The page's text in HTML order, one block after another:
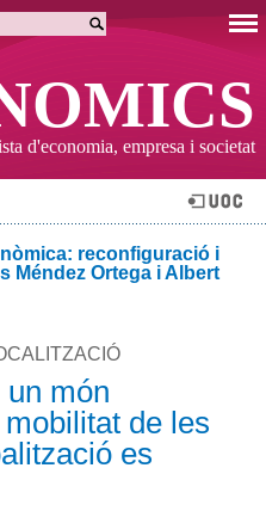
d'economia, empresa i societat
reconfiguració i
Méndez Ortega i Albert
món
de les
es